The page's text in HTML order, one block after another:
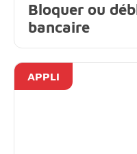
Bloquer ou
bancaire
APPLI